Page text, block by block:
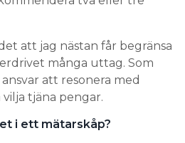
att jag nästan får begränsa
många uttag. Som
att resonera med
tjäna pengar.
i ett mätarskåp?